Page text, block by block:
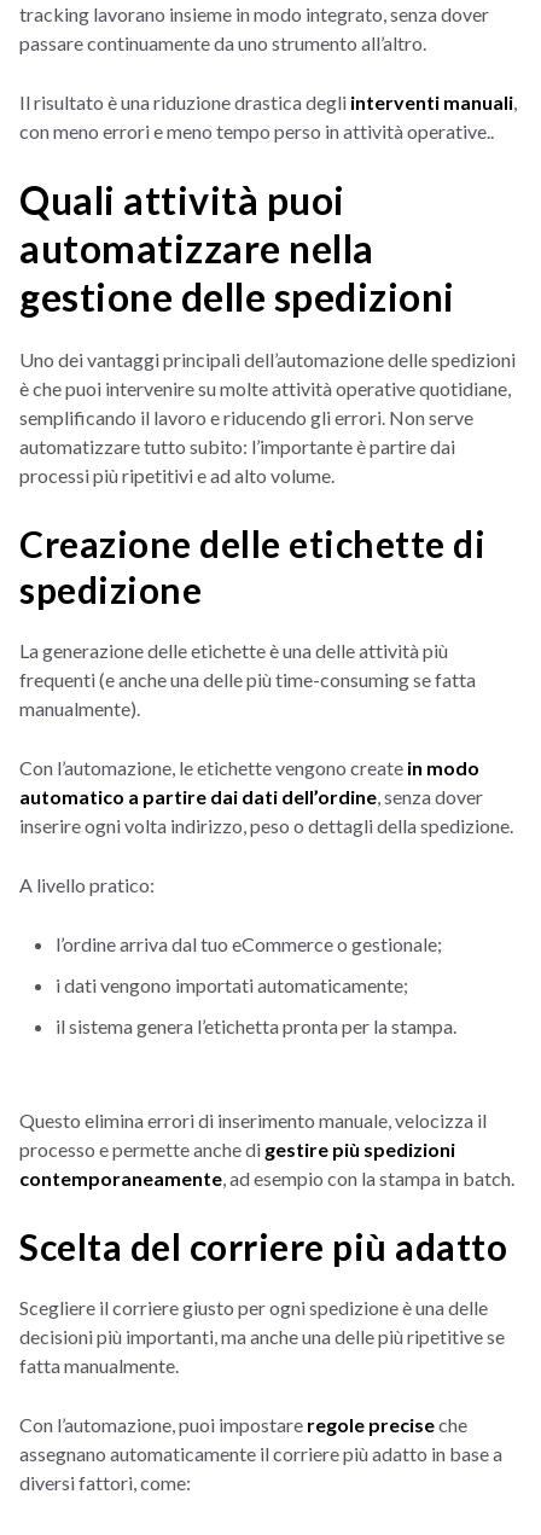
tracking lavorano insieme in modo integrato, senza dover
passare continuamente da uno strumento all’altro.
Il risultato è una riduzione drastica degli interventi manuali,
con meno errori e meno tempo perso in attività operative..
Quali attività puoi
automatizzare nella
gestione delle spedizioni
Uno dei vantaggi principali dell’automazione delle spedizioni
è che puoi intervenire su molte attività operative quotidiane,
semplificando il lavoro e riducendo gli errori. Non serve
automatizzare tutto subito: l’importante è partire dai
processi più ripetitivi e ad alto volume.
Creazione delle etichette di
spedizione
La generazione delle etichette è una delle attività più
frequenti (e anche una delle più time-consuming se fatta
manualmente).
Con l’automazione, le etichette vengono create in modo
automatico a partire dai dati dell’ordine, senza dover
inserire ogni volta indirizzo, peso o dettagli della spedizione.
A livello pratico:
l’ordine arriva dal tuo eCommerce o gestionale;
i dati vengono importati automaticamente;
il sistema genera l’etichetta pronta per la stampa.
Questo elimina errori di inserimento manuale, velocizza il
processo e permette anche di gestire più spedizioni
contemporaneamente, ad esempio con la stampa in batch.
Scelta del corriere più adatto
Scegliere il corriere giusto per ogni spedizione è una delle
decisioni più importanti, ma anche una delle più ripetitive se
fatta manualmente.
Con l’automazione, puoi impostare regole preciseche
assegnano automaticamente il corriere più adatto in base a
diversi fattori, come: